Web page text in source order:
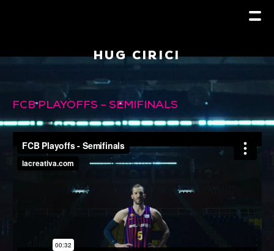
HUG CIRICI
FCB PLAYOFFS – SEMIFINALS